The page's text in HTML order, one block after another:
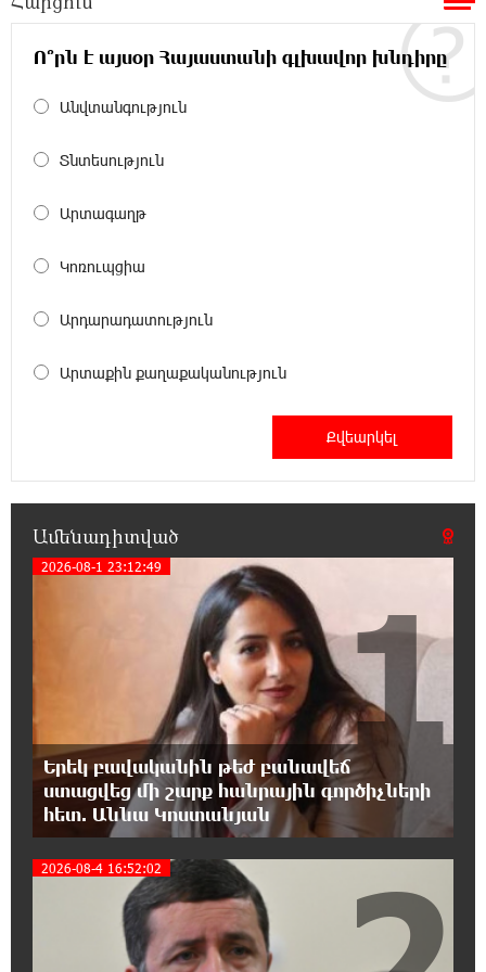
Մարիաննա Ղահրամանյան
Ընդդիմությունը պետք է օր առաջ
թատրոն. Աննա Կոստանյան
14:58:53 8-08-2026
պարագայում ընդդիմությունը կկարողանա
«ՀայաՔվեի» տարածքային գրասենյակները
շարունակում են կահավորվել Ավետիք
Չալաբյանի ազատ արձակումը պահանջող պաստառներով
13:16:00 8-08-2026
Երկուսը մեկում. Բրիտանացի ֆերմերները
համատեղում են արևային վահանակները
ոչխարների հետ մեկ դաշտում, և դա աշխատում է
12:27:29 8-08-2026
Սաուդյան Արաբիան, Թուրքիան և
Պակիստանը համատեղ պաշտպանության
մասին համաձայնագիր են կնքել. Արտակ Զաքարյան
12:05:38 8-08-2026
Սլովակիայի նախկին ղեկավարները
պահանջում են, որ Նիկոլ Փաշինյանը
դադարեցնի Հայ Առաքելական Եկեղեցու նկատմամբ
քաղաքական հետապնդումները և ճնշումները
Ո՞րն է այսօր Հայաստանի գլխավոր խնդիրը
Անվտանգություն
Տնտեսություն
Արտագաղթ
Կոռուպցիա
Արդարադատություն
Արտաքին քաղաքականություն
Ամենադիտված
2026-08-1 23:12:49
Երեկ բավականին թեժ բանավեճ
ստացվեց մի շարք հանրային գործիչների
հետ. Աննա Կոստանյան
1
2026-08-4 16:52:02